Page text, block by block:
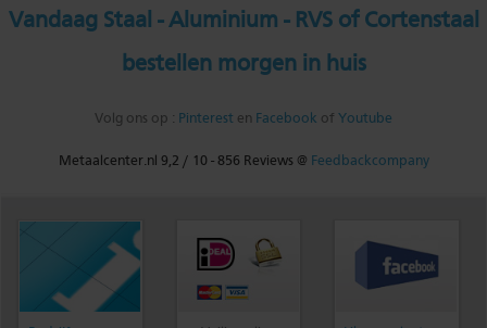
Vandaag Staal - Aluminium - RVS of Cortenstaal
bestellen morgen in huis
Volg ons op : Pinterest en Facebook of Youtube
Metaalcenter.nl 9,2 / 10 -856 Reviews @ Feedbackcompany